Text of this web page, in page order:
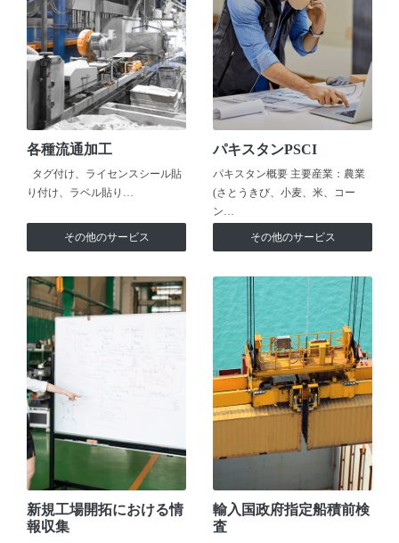
各種流通加工
タグ付け、ライセンスシール貼
り付け、ラベル貼り…
その他のサービス
パキスタンPSCI
パキスタン概要 主要産業：農業
(さとうきび、小麦、米、コー
ン…
その他のサービス
新規工場開拓における情
報収集
輸入国政府指定船積前検
査